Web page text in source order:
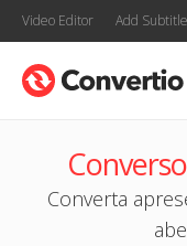
Video Editor Add
Converta